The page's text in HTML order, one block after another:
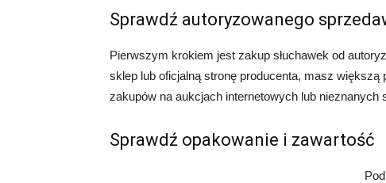
Sprawdź autoryzowanego
Pierwszym krokiem jest zakup słuchawek od
sklep lub oficjalną stronę producenta, masz
zakupów na aukcjach internetowych lub
Sprawdź opakowanie i zawartość